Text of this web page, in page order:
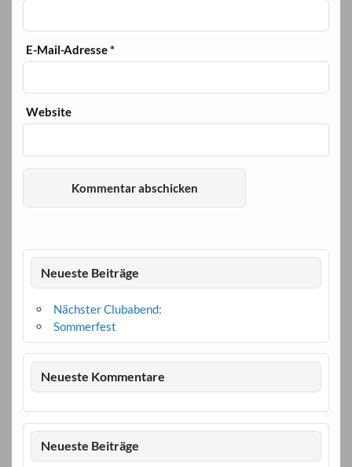
E-Mail-Adresse*
Website
Neueste Beiträge
Nächster Clubabend:
Sommerfest
Neueste Kommentare
Neueste Beiträge